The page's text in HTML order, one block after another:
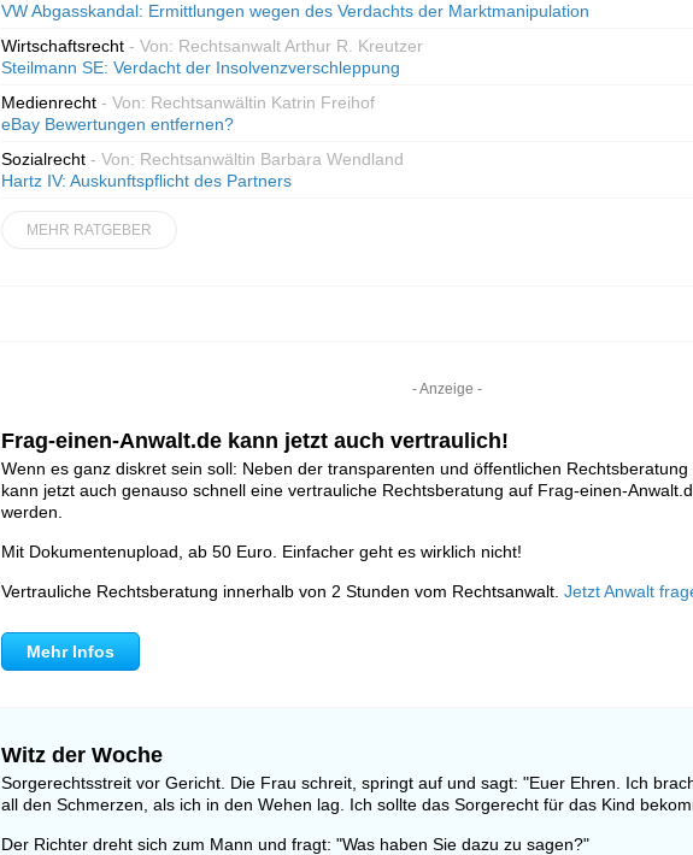
VW Abgasskandal: Ermittlungen wegen des Verdachts der Marktmanipulation
Wirtschaftsrecht - Von: Rechtsanwalt Arthur R. Kreutzer
Steilmann SE: Verdacht der Insolvenzverschleppung
Medienrecht - Von: Rechtsanwältin Katrin Freihof
eBay Bewertungen entfernen?
Sozialrecht - Von: Rechtsanwältin Barbara Wendland
Hartz IV: Auskunftspflicht des Partners
MEHR RATGEBER
- Anzeige -
Frag-einen-Anwalt.de kann jetzt auch vertraulich!
Wenn es ganz diskret sein soll: Neben der transparenten und öffentlichen
kann jetzt auch genauso schnell eine vertrauliche Rechtsberatung auf Frag-einen-
werden.
Mit Dokumentenupload, ab 50 Euro. Einfacher geht es wirklich nicht!
Vertrauliche Rechtsberatung innerhalb von 2 Stunden vom Rechtsanwalt. Jetzt Anwalt
Mehr Infos
Witz der Woche
Sorgerechtsstreit vor Gericht. Die Frau schreit, springt auf und sagt: "Euer Ehren. Ich
all den Schmerzen, als ich in den Wehen lag. Ich sollte das Sorgerecht für das Kind
Der Richter dreht sich zum Mann und fragt: "Was haben Sie dazu zu sagen?"